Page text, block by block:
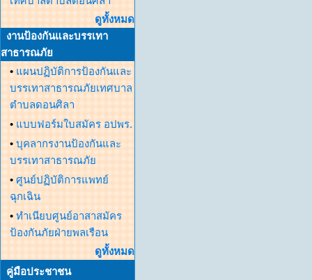
ดูทั้งหมด
งานป้องกันและบรรเทา
สาธารณภัย
• แผนปฏิบัติการป้องกันและ
บรรเทาสาธารณภัยเทศบาล
ตำบลดอนศิลา
• แบบฟอร์มใบสมัคร อปพร.
• บุคลากรงานป้องกันและ
บรรเทาสาธารณภัย
• ศูนย์ปฏิบัติการแพทย์
ฉุกเฉิน
• ทำเนียบศูนย์อาสาสมัคร
ป้องกันภัยฝ่ายพลเรือน
ดูทั้งหมด
คู่มือประชาชน